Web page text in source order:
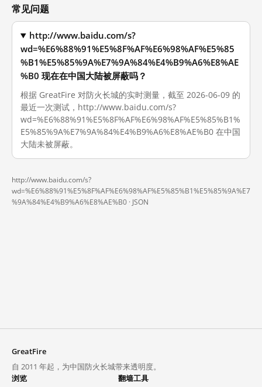
常见问题
http://www.baidu.com/s?
wd=%E6%88%91%E5%8F%AF%E6%98%AF%E5%85
%B1%E5%85%9A%E7%9A%84%E4%B9%A6%E8%AE
%B0 现在在中国大陆被屏蔽吗？
根据 GreatFire 对防火长城的实时测量，截至 2026-06-09 的
最近一次测试，http://www.baidu.com/s?
wd=%E6%88%91%E5%8F%AF%E6%98%AF%E5%85%B1%
E5%85%9A%E7%9A%84%E4%B9%A6%E8%AE%B0 在中国
大陆未被屏蔽。
http://www.baidu.com/s?
wd=%E6%88%91%E5%8F%AF%E6%98%AF%E5%85%B1%E5%85%9A%E7
%9A%84%E4%B9%A6%E8%AE%B0 · JSON
GreatFire
自 2011 年起，为中国防火长城带来透明度。
浏览
翻墙工具